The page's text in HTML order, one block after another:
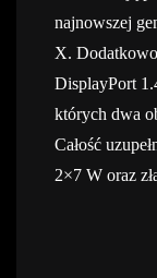
najnowszej
X.
DisplayPort
których dwa
Całość
2×7 W oraz